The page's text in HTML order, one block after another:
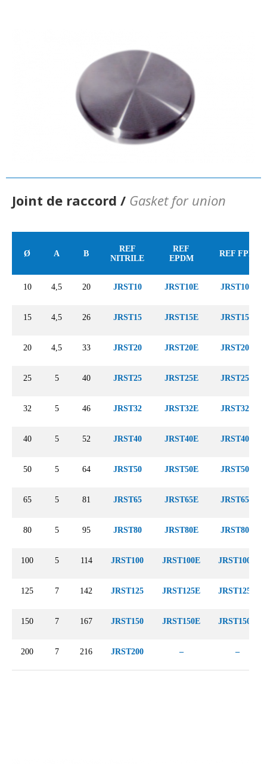
Joint de raccord / Gasket for union
Ø A B
REF
NITRILE
REF
EPDM
REF FPM
10 4,5 20 JRST10 JRST10E JRST10V
15 4,5 26 JRST15 JRST15E JRST15V
20 4,5 33 JRST20 JRST20E JRST20V
25 5 40 JRST25 JRST25E JRST25V
32 5 46 JRST32 JRST32E JRST32V
40 5 52 JRST40 JRST40E JRST40V
50 5 64 JRST50 JRST50E JRST50V
65 5 81 JRST65 JRST65E JRST65V
80 5 95 JRST80 JRST80E JRST80V
100 5 114 JRST100 JRST100E JRST100V
125 7 142 JRST125 JRST125E JRST125V
150 7 167 JRST150 JRST150E JRST150V
200 7 216 JRST200 – –